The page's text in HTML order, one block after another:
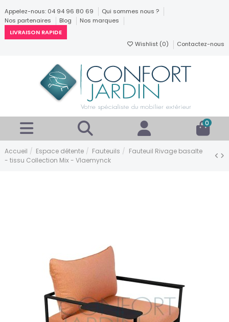
Appelez-nous: 04 94 96 80 69
Qui sommes nous ?
Nos partenaires
Blog
Nos marques
LIVRAISON RAPIDE
Wishlist (0) Contactez-nous
0
Accueil Espace détente Fauteuils
Fauteuil Rivage basalte
- tissu Collection Mix - Vlaemynck